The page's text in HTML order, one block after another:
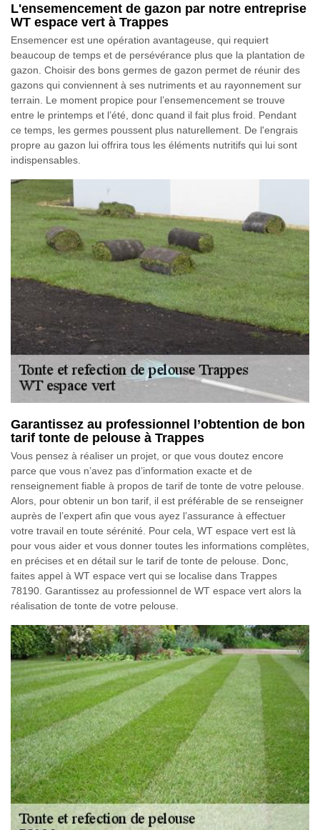
L'ensemencement de gazon par notre entreprise
WT espace vert à Trappes
Ensemencer est une opération avantageuse, qui requiert
beaucoup de temps et de persévérance plus que la plantation de
gazon. Choisir des bons germes de gazon permet de réunir des
gazons qui conviennent à ses nutriments et au rayonnement sur
terrain. Le moment propice pour l’ensemencement se trouve
entre le printemps et l’été, donc quand il fait plus froid. Pendant
ce temps, les germes poussent plus naturellement. De l'engrais
propre au gazon lui offrira tous les éléments nutritifs qui lui sont
indispensables.
Garantissez au professionnel l’obtention de bon
tarif tonte de pelouse à Trappes
Vous pensez à réaliser un projet, or que vous doutez encore
parce que vous n’avez pas d’information exacte et de
renseignement fiable à propos de tarif de tonte de votre pelouse.
Alors, pour obtenir un bon tarif, il est préférable de se renseigner
auprès de l’expert afin que vous ayez l’assurance à effectuer
votre travail en toute sérénité. Pour cela, WT espace vert est là
pour vous aider et vous donner toutes les informations complètes,
en précises et en détail sur le tarif de tonte de pelouse. Donc,
faites appel à WT espace vert qui se localise dans Trappes
78190. Garantissez au professionnel de WT espace vert alors la
réalisation de tonte de votre pelouse.